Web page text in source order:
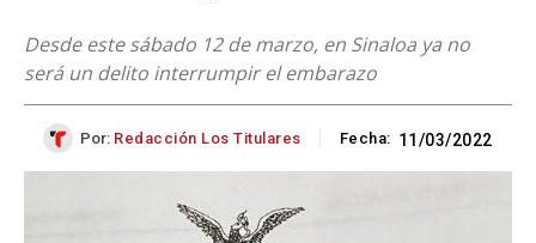
Desde este sábado 12 de marzo, en Sinaloa ya no
será un delito interrumpir el embarazo
Por: Redacción Los Titulares Fecha: 11/03/2022